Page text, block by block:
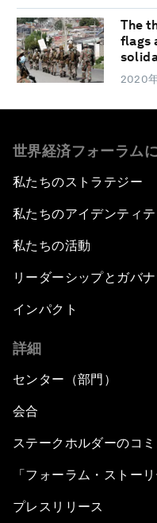
The
flags
2020
世界経済フォーラム
私たちのストラテジー
私たちのアイデンティテ
私たちの活動
リーダーシップとガバ
インパクト
詳細
センター（部門）
会合
ステークホルダーのコ
「フォーラム・ストーリ
プレスリリース